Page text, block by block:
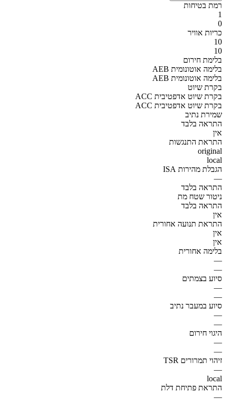
רמת בטיחות
1
0
כריות אוויר
10
10
בלימת חירום
AEB בלימה אוטונומית
AEB בלימה אוטונומית
בקרת שיוט
ACC בקרת שיוט אדפטיבית
ACC בקרת שיוט אדפטיבית
שמירת נתיב
התראה בלבד
אין
התראת התנגשות
original
local
הגבלת מהירות ISA
—
התראה בלבד
ניטור שטח מת
התראה בלבד
אין
התראת תנועה אחורית
אין
אין
בלימה אחורית
—
—
סיוע בצמתים
—
—
סיוע במעבר נתיב
—
—
היגוי חירום
—
—
זיהוי תמרורים TSR
—
local
התראת פתיחת דלת
—